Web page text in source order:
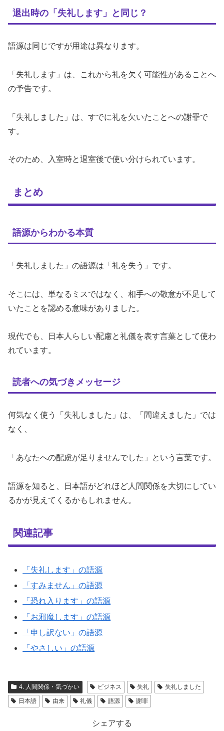
退出時の「失礼します」と同じ？
語源は同じですが用途は異なります。
「失礼します」は、これから礼を欠く可能性があることへ
の予告です。
「失礼しました」は、すでに礼を欠いたことへの謝罪で
す。
そのため、入室時と退室後で使い分けられています。
まとめ
語源からわかる本質
「失礼しました」の語源は「礼を失う」です。
そこには、単なるミスではなく、相手への敬意が不足して
いたことを認める意味がありました。
現代でも、日本人らしい配慮と礼儀を表す言葉として使わ
れています。
読者への気づきメッセージ
何気なく使う「失礼しました」は、「間違えました」では
なく、
「あなたへの配慮が足りませんでした」という言葉です。
語源を知ると、日本語がどれほど人間関係を大切にしてい
るかが見えてくるかもしれません。
関連記事
「失礼します」の語源
「すみません」の語源
「恐れ入ります」の語源
「お邪魔します」の語源
「申し訳ない」の語源
「やさしい」の語源
4. 人間関係・気づかい ビジネス 失礼
失礼しました
日本語
由来 礼儀 語源 謝罪
シェアする